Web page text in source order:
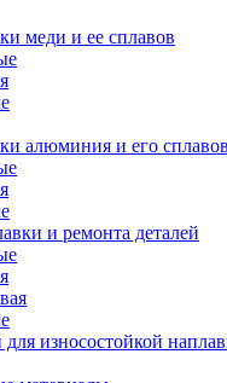
меди и ее сплавов
алюминия и его сплавов
и ремонта деталей
износостойкой